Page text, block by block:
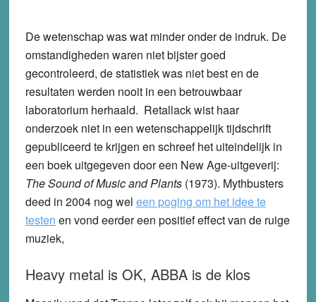
De wetenschap was wat minder onder de indruk. De
omstandigheden waren niet bijster goed
gecontroleerd, de statistiek was niet best en de
resultaten werden nooit in een betrouwbaar
laboratorium herhaald. Retallack wist haar
onderzoek niet in een wetenschappelijk tijdschrift
gepubliceerd te krijgen en schreef het uiteindelijk in
een boek uitgegeven door een New Age-uitgeverij:
The Sound of Music and Plants(1973). Mythbusters
deed in 2004 nog wel een poging om het idee te
testen en vond eerder een positief effect van de ruige
muziek,
Heavy metal is OK, ABBA is de klos